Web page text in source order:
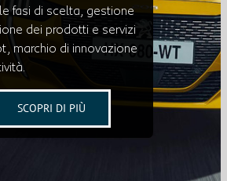
fasi di scelta, gestione
dei prodotti e servizi
marchio di innovazione
SCOPRI DI PIÙ